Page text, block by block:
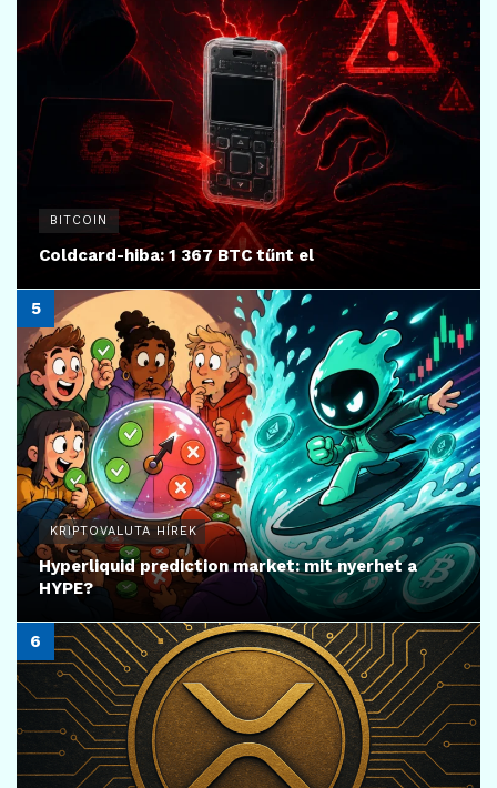
BITCOIN
Coldcard-hiba: 1 367 BTC tűnt el
KRIPTOVALUTA HÍREK
Hyperliquid prediction market: mit nyerhet a
HYPE?